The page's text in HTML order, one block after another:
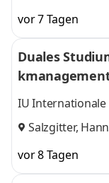
vor 7 Tagen
Duales
kmanagement
H
IU Internationale
Salzgitter,
vor 8 Tagen